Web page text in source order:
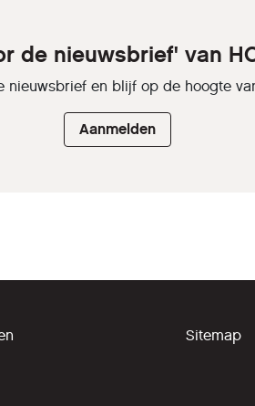
de nieuwsbrief' van
nieuwsbrief en blijf op de hoogte
Aanmelden
Sitemap